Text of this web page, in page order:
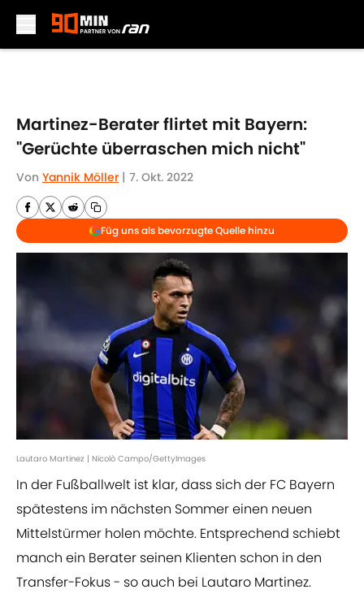
Martinez-Berater flirtet mit Bayern:
"Gerüchte überraschen mich nicht"
Von Yannik Möller | 7. Okt. 2022
Füg uns als bevorzugte Quelle hinzu
Lautaro Martinez | Nicolò Campo/GettyImages
In der Fußballwelt ist klar, dass sich der FC Bayern
spätestens im nächsten Sommer einen neuen
Mittelstürmer holen möchte. Entsprechend schiebt
manch ein Berater seinen Klienten schon in den
Transfer-Fokus - so auch bei Lautaro Martinez.